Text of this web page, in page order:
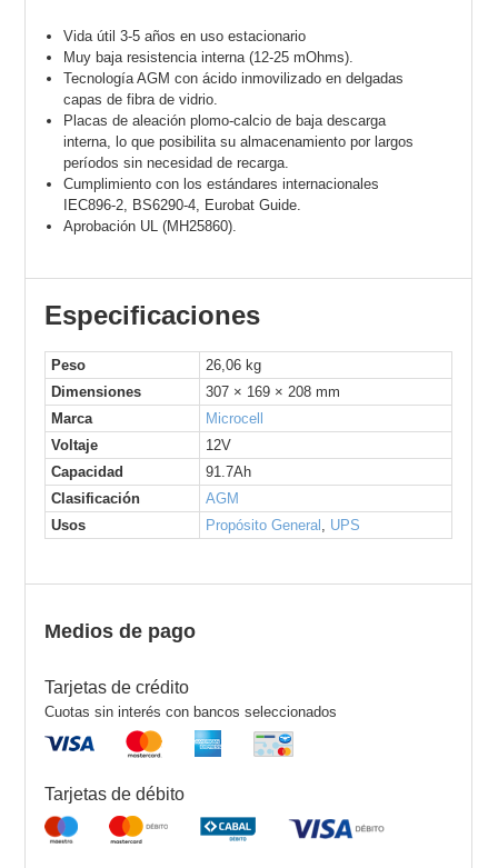
Vida útil 3-5 años en uso estacionario
Muy baja resistencia interna (12-25 mOhms).
Tecnología AGM con ácido inmovilizado en delgadas
capas de fibra de vidrio.
Placas de aleación plomo-calcio de baja descarga
interna, lo que posibilita su almacenamiento por largos
períodos sin necesidad de recarga.
Cumplimiento con los estándares internacionales
IEC896-2, BS6290-4, Eurobat Guide.
Aprobación UL (MH25860).
Especificaciones
Peso
26,06 kg
Dimensiones
307 × 169 × 208 mm
Marca
Microcell
Voltaje
12V
Capacidad
91.7Ah
Clasificación
AGM
Usos
Propósito General , UPS
Medios de pago
Tarjetas de crédito
Cuotas sin interés con bancos seleccionados
Tarjetas de débito